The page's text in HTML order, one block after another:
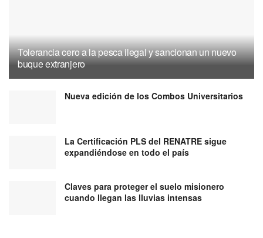
Tolerancia cero a la pesca ilegal y sancionan un nuevo
buque extranjero
Nueva edición de los Combos Universitarios
La Certificación PLS del RENATRE sigue
expandiéndose en todo el país
Claves para proteger el suelo misionero
cuando llegan las lluvias intensas